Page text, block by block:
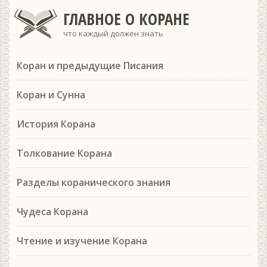
ГЛАВНОЕ О КОРАНЕ
что каждый должен знать
Коран и предыдущие Писания
Коран и Сунна
История Корана
Толкование Корана
Разделы коранического знания
Чудеса Корана
Чтение и изучение Корана